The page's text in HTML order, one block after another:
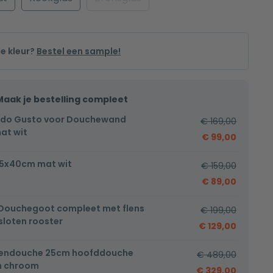
kleur? Bestel een sample!
je bestelling compleet
Gusto voor Douchewand
wit
€169,00
€ 99,00
mat wit €159,00
€ 89,00
compleet met flens
rooster
€199,00
€ 129,00
25cm hoofddouche
chroom
€489,00
€ 329,00